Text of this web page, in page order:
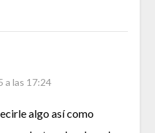
a las 17:24
algo así como